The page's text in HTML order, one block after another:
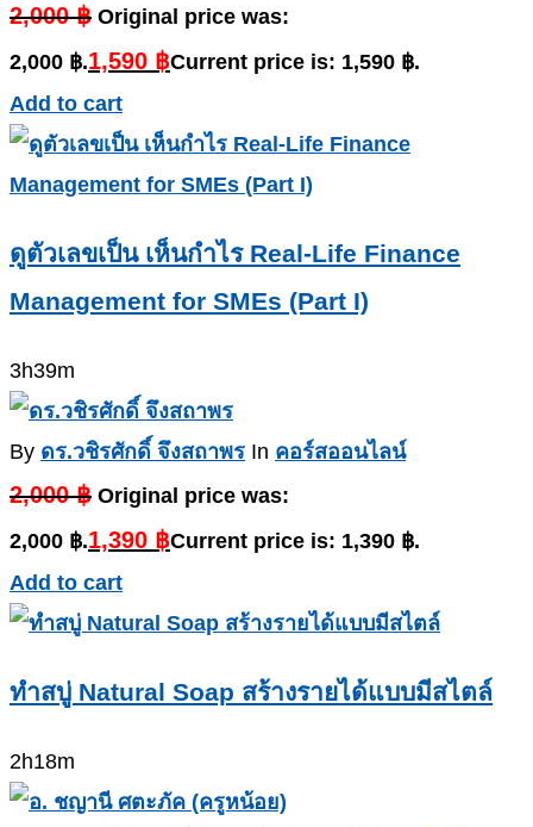
2,000฿ Original price was:
2,000 ฿.1,590 ฿Current price is: 1,590 ฿.
Add to cart
ดูตัวเลขเป็น เห็นกำไร Real-Life Finance
Management for SMEs (Part I)
3h39m
By ดร.วชิรศักดิ์ จึงสถาพร In คอร์สออนไลน์
2,000฿ Original price was:
2,000 ฿.1,390 ฿Current price is: 1,390 ฿.
Add to cart
ทำสบู่ Natural Soap สร้างรายได้แบบมีสไตล์
2h18m